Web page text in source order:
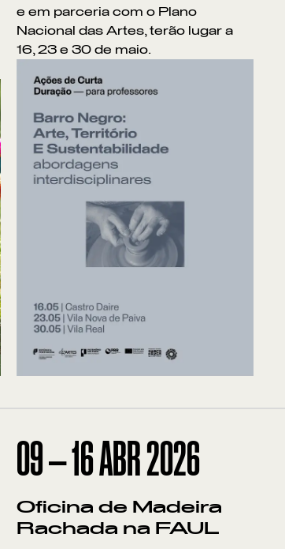
e em parceria com o Plano
Nacional das Artes, terão lugar a
16, 23 e 30 de maio.
09—16ABR2026
Oficina de Madeira
Rachada na FAUL